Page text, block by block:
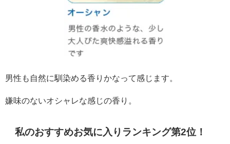
男性も自然に馴染める香りかなって感じます。
嫌味のないオシャレな感じの香り。
私のおすすめお気に入りランキング第2位！